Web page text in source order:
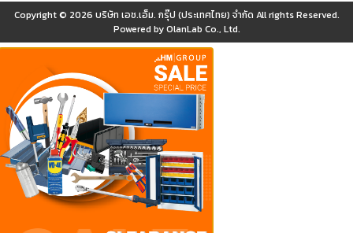
Copyright © 2026 บริษัท เอช.เอ็ม. กรุ๊ป (ประเทศไทย) จำกัด All rights Reserved.
Powered byOlanLab Co., Ltd.